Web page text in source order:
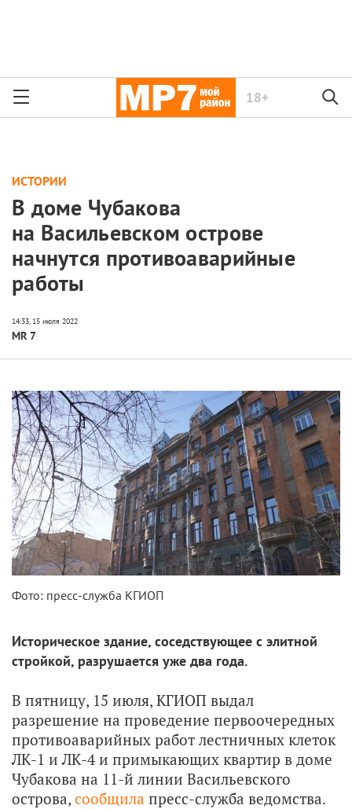
18+
ИСТОРИИ
В доме Чубакова
на Васильевском острове
начнутся противоаварийные
работы
MR 7
Фото: пресс-служба КГИОП
Историческое здание, соседствующее с элитной
стройкой, разрушается уже два года.
В пятницу, 15 июля, КГИОП выдал
разрешение на проведение первоочередных
противоаварийных работ лестничных клеток
ЛК-1 и ЛК-4 и примыкающих квартир в доме
Чубакова на 11-й линии Васильевского
острова, сообщила пресс-служба ведомства.